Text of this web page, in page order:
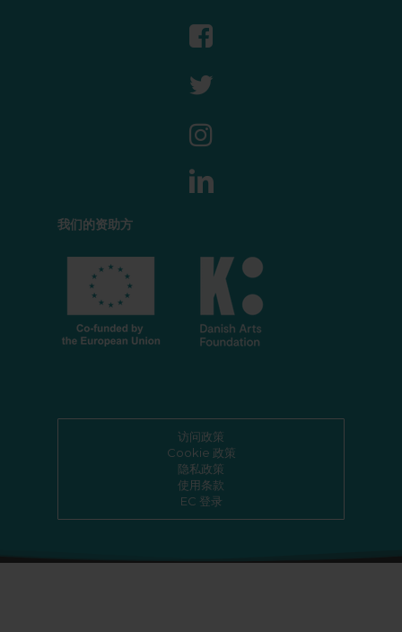
我们的资助方
访问政策
Cookie 政策
隐私政策
使用条款
EC 登录